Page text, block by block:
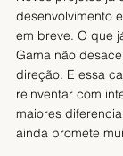
desenvolvimento
em breve. O que
Gama não
direção. E essa
reinventar com
maiores
ainda promete